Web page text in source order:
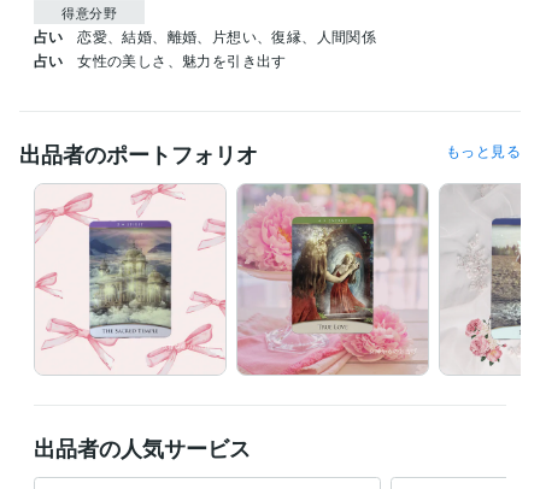
得意分野
占い 恋愛、結婚、離婚、片想い、復縁、人間関係
占い 女性の美しさ、魅力を引き出す
出品者のポートフォリオ もっと見る
出品者の人気サービス